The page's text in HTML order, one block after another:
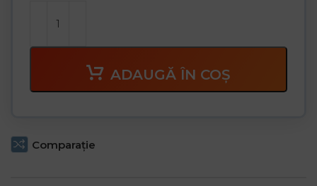
ADAUGĂ ÎN COȘ
Comparaţie